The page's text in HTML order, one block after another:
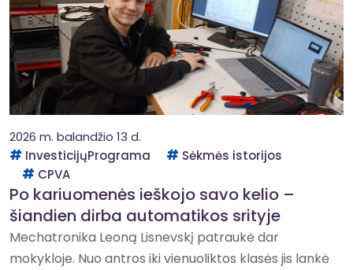
2026 m. balandžio 13 d.
InvesticijųPrograma
Sėkmės istorijos
CPVA
Po kariuomenės ieškojo savo kelio –
šiandien dirba automatikos srityje
Mechatronika Leoną Lisnevskį patraukė dar
mokykloje. Nuo antros iki vienuoliktos klasės jis lankė